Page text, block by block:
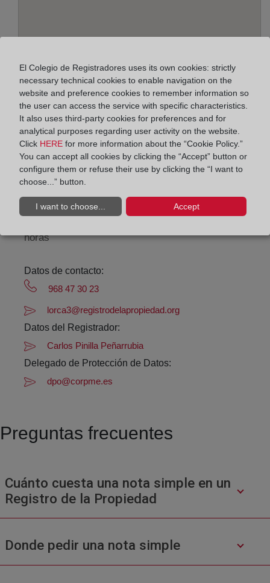
Address:
Alameda de Cervantes, 44 - 1ª planta, 30800
Horario:
Agosto: De lunes a viernes de 09:00 a 14:00 horas
horas
Datos de contacto:
968 47 30 23
lorca3@registrodelapropiedad.org
Datos del Registrador:
Carlos Pinilla Peñarrubia
Delegado de Protección de Datos:
dpo@corpme.es
Preguntas frecuentes
Cuánto cuesta una nota simple en un
Registro de la Propiedad
Donde pedir una nota simple
El Colegio de Registradores uses its own cookies: strictly
necessary technical cookies to enable navigation on the
website and preference cookies to remember information so
the user can access the service with specific characteristics.
It also uses third-party cookies for preferences and for
analytical purposes regarding user activity on the website.
Click HERE for more information about the “Cookie Policy.”
You can accept all cookies by clicking the “Accept” button or
configure them or refuse their use by clicking the “I want to
choose...” button.
I want to choose... Accept